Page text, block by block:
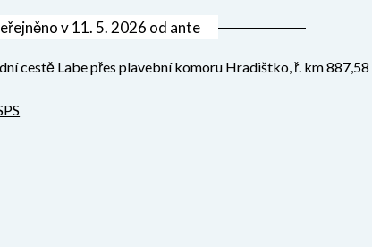
v11. 5. 2026 od ante
cestě Labe přes plavební komoru Hradištko, ř. km 887,58